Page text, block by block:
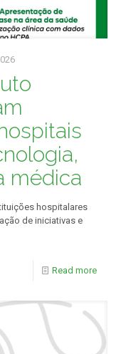
médica
hospitalares
de iniciativas e
Read more